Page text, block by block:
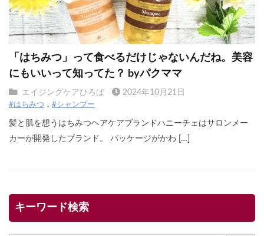
「はちみつ」って食べるだけじゃないんだね。美容
にもいいって知ってた？ byパクママ
エイジングケアひろば 2024年10月21日
#はちみつ #シャンプー
髪と肌を想うはちみつヘアケアブランドハニーチェはサロンメー
カーが開発したブランド。 パッケージがかわ […]
キーワード検索